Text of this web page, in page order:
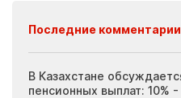
Последние комментарии
В Казахстане
пенсионных выплат: 10%